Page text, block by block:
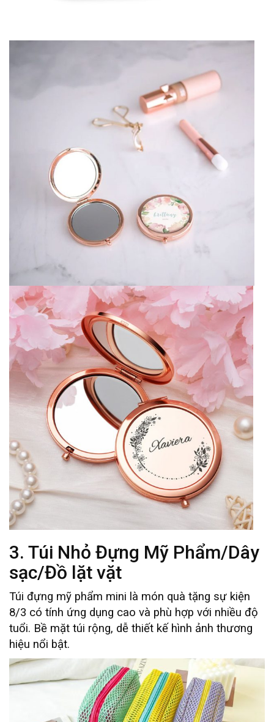
3. Túi Nhỏ Đựng Mỹ Phẩm/Dây
sạc/Đồ lặt vặt
Túi đựng mỹ phẩm mini là món quà tặng sự kiện
8/3 có tính ứng dụng cao và phù hợp với nhiều độ
tuổi. Bề mặt túi rộng, dễ thiết kế hình ảnh thương
hiệu nổi bật.